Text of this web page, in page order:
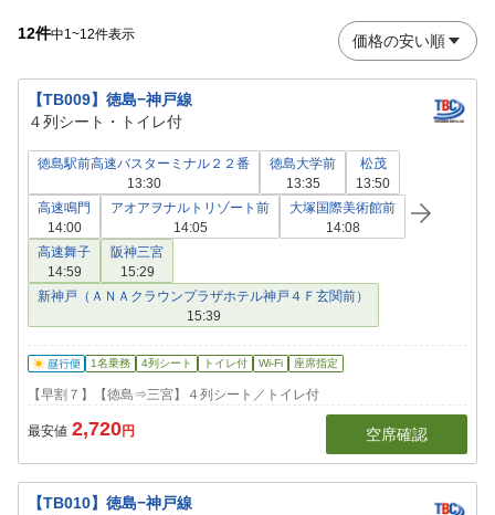
12件中1~12件表示 価格の安い順
【TB009】徳島−神戸線
４列シート・トイレ付
徳島駅前高速バスターミナル２２番
13:30
徳島大学前
13:35
松茂
13:50
高速鳴門
14:00
アオアヲナルトリゾート前
14:05
大塚国際美術館前
14:08
高速舞子
14:59
阪神三宮
15:29
新神戸（ＡＮＡクラウンプラザホテル神戸４Ｆ玄関前）
15:39
1名乗務 4列シート トイレ付 Wi-Fi 座席指定
【早割７】【徳島⇒三宮】４列シート／トイレ付
最安値 2,720円 空席確認
【TB010】徳島−神戸線